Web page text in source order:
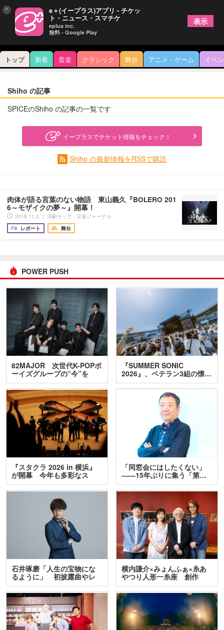
トップ 新着 音楽 クラシック 舞台 アニメ・ゲーム イベ
Shiho の記事
SPICEのShiho の記事の一覧です
イープラスでチケット情報をチェック！
Shiho の最新情報をRSSで購読
肉体が語る言葉のない物語 東山義久『BOLERO 201
6～モザイクの夢～』開幕！
2016.11.3 ｜ 演劇キック - 宝塚ジャーナル
レポート
舞台
POWER PUSH
82MAJOR 次世代K-POPボ
ーイズグループの“今”を
訊…
『SUMMER SONIC
2026』、ベテラン3組の懐…
『スタクラ 2026 in 横浜』
が開幕 今年も多彩なス
テ…
「同窓会にはしたくない」
――15年ぶりに集う「第…
石井琢磨「人生の宝物にな
るように」 初披露曲やレ
ア…
横内謙介×みょんふぁ×糸あ
やつり人形一糸座 創作
人…
× e＋(イープラス)アプリ - チケッ
ト・ニュース・スマチケ
eplus inc.
無料 - Google Play
表示